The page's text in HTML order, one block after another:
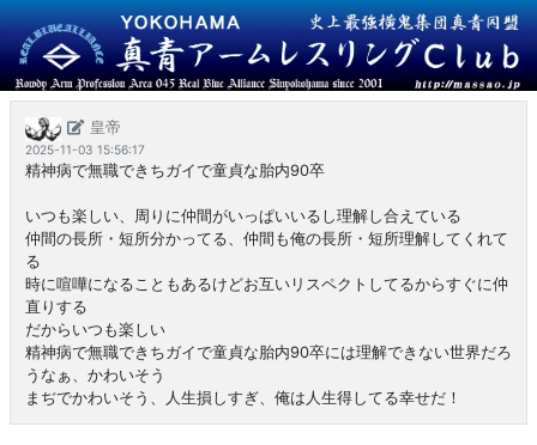
皇帝
2025-11-03 15:56:17
精神病で無職できちガイで童貞な胎内90卒
いつも楽しい、周りに仲間がいっぱいいるし理解し合えている
仲間の長所・短所分かってる、仲間も俺の長所・短所理解してくれて
る
時に喧嘩になることもあるけどお互いリスペクトしてるからすぐに仲
直りする
だからいつも楽しい
精神病で無職できちガイで童貞な胎内90卒には理解できない世界だろ
うなぁ、かわいそう
まぢでかわいそう、人生損しすぎ、俺は人生得してる幸せだ！